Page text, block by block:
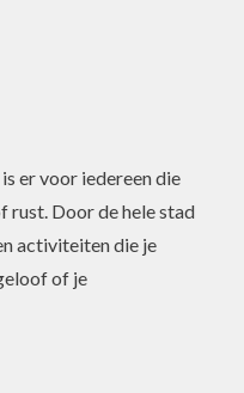
er voor iedereen die
rust. Door de hele stad
activiteiten die je
of je